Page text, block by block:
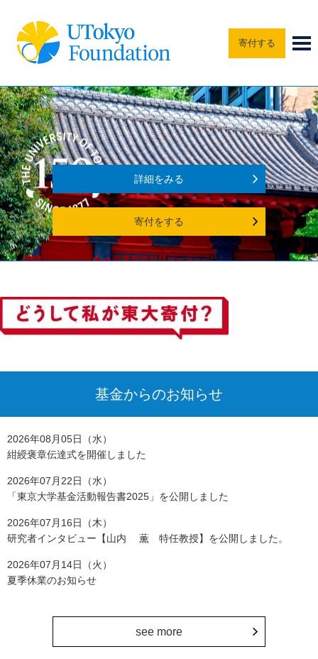
寄付する
詳細をみる
寄付をする
基金からのお知らせ
2026年08月05日（水）
紺綬褒章伝達式を開催しました
2026年07月22日（水）
「東京大学基金活動報告書2025」を公開しました
2026年07月16日（木）
研究者インタビュー【山内 薫 特任教授】を公開しました。
2026年07月14日（火）
夏季休業のお知らせ
see more